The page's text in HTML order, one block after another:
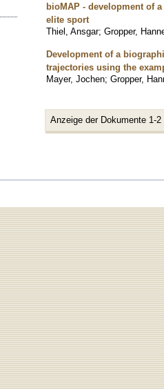
bioMAP - development of
elite sport
Thiel, Ansgar; Gropper,
Development of a
trajectories using the
Mayer, Jochen; Gropper,
Anzeige der Dokumente 1-2